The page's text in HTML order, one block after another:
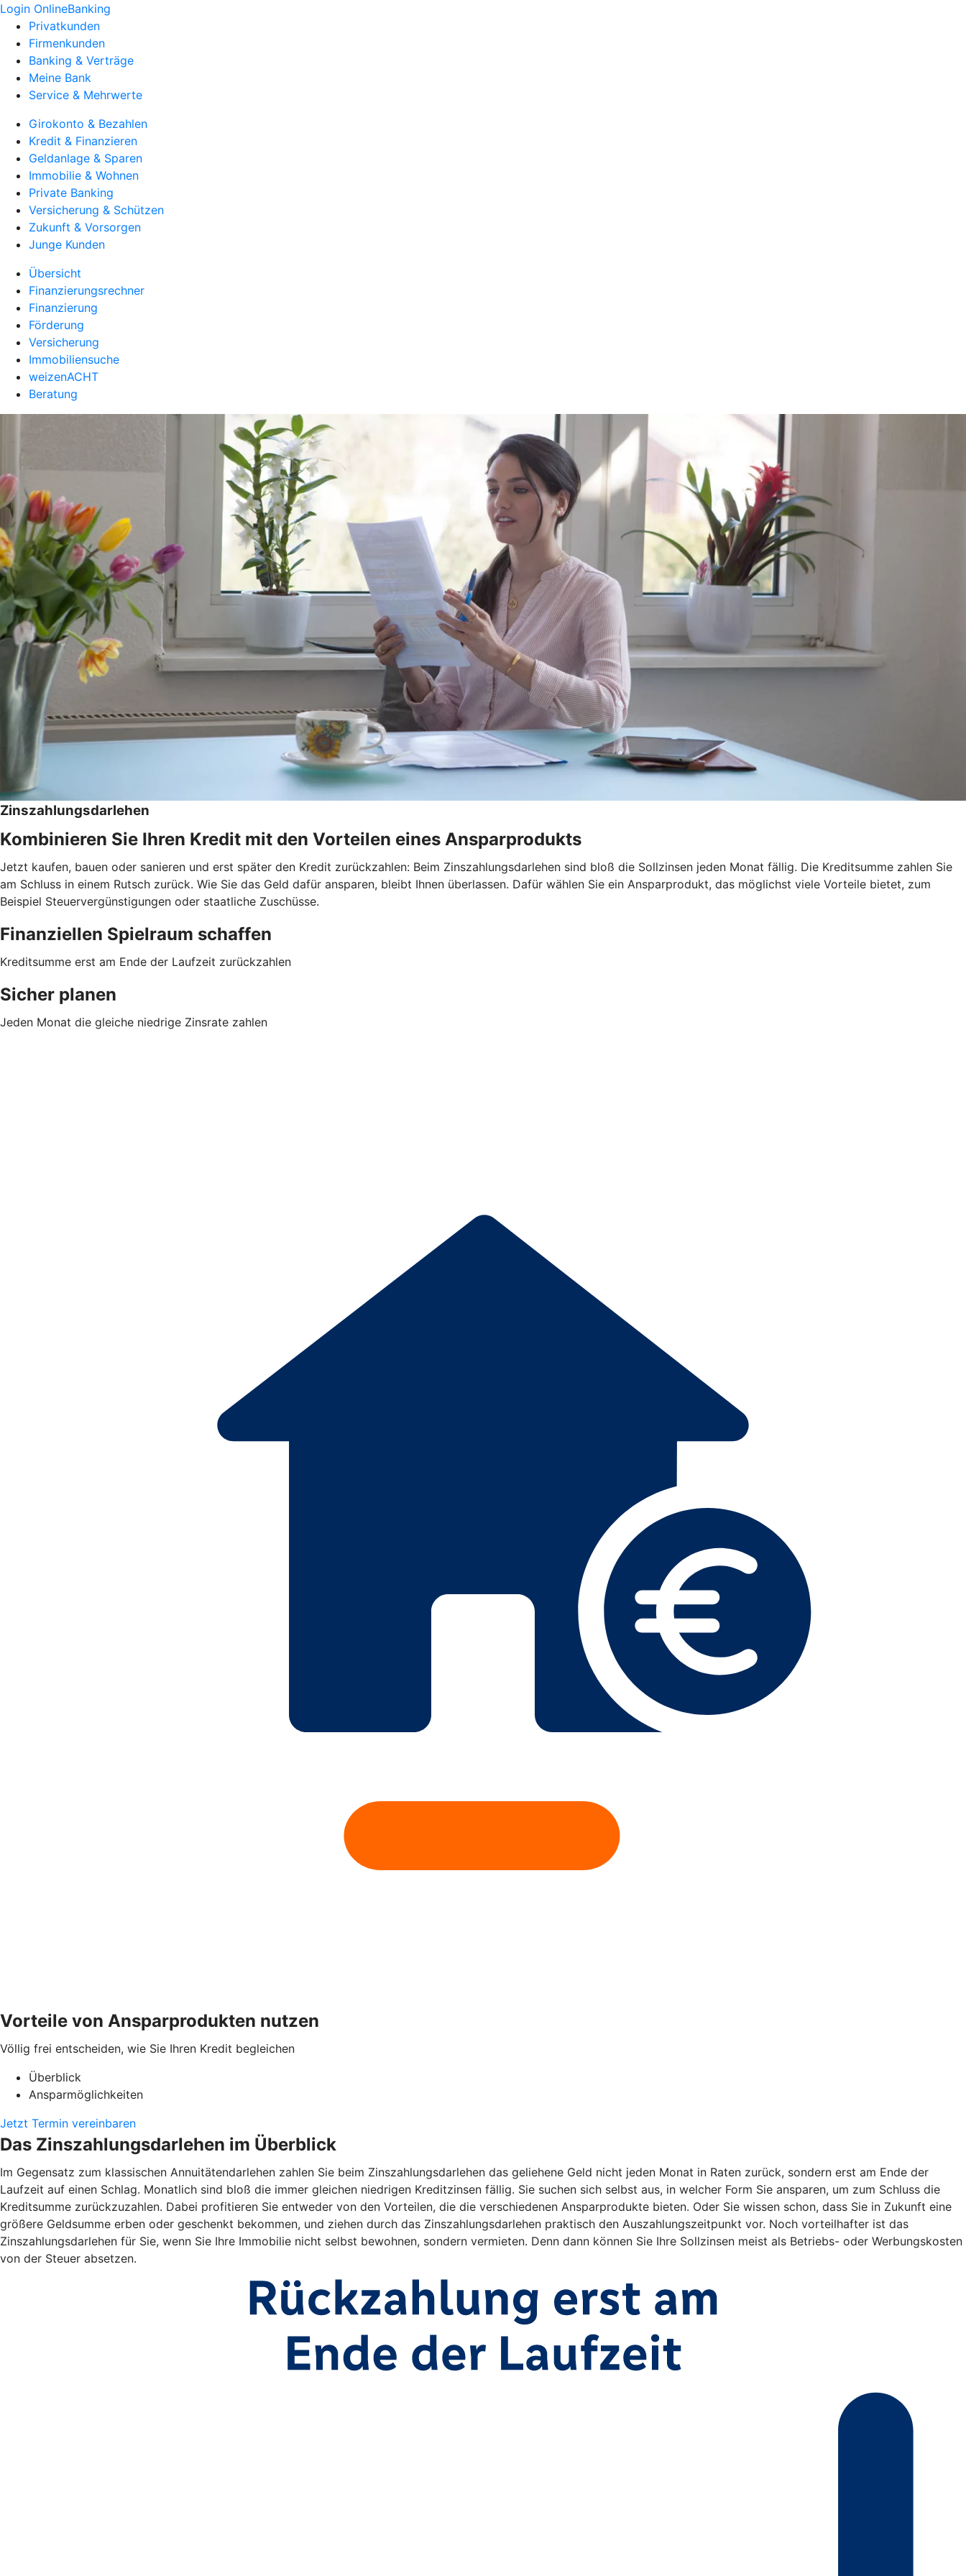
Login OnlineBanking
Privatkunden
Firmenkunden
Banking & Verträge
Meine Bank
Service & Mehrwerte
Girokonto & Bezahlen
Kredit & Finanzieren
Geldanlage & Sparen
Immobilie & Wohnen
Private Banking
Versicherung & Schützen
Zukunft & Vorsorgen
Junge Kunden
Übersicht
Finanzierungsrechner
Finanzierung
Förderung
Versicherung
Immobiliensuche
weizenACHT
Beratung
Zinszahlungsdarlehen
Kombinieren Sie Ihren Kredit mit den Vorteilen eines Ansparprodukts
Jetzt kaufen, bauen oder sanieren und erst später den Kredit zurückzahlen: Beim Zinszahlungsdarlehen sind bloß die Sollzinsen jeden Monat fällig. Die Kreditsumme zahlen Sie
am Schluss in einem Rutsch zurück. Wie Sie das Geld dafür ansparen, bleibt Ihnen überlassen. Dafür wählen Sie ein Ansparprodukt, das möglichst viele Vorteile bietet, zum
Beispiel Steuervergünstigungen oder staatliche Zuschüsse.
Finanziellen Spielraum schaffen
Kreditsumme erst am Ende der Laufzeit zurückzahlen
Sicher planen
Jeden Monat die gleiche niedrige Zinsrate zahlen
Vorteile von Ansparprodukten nutzen
Völlig frei entscheiden, wie Sie Ihren Kredit begleichen
Überblick
Ansparmöglichkeiten
Jetzt Termin vereinbaren
Das Zinszahlungsdarlehen im Überblick
Im Gegensatz zum klassischen Annuitätendarlehen zahlen Sie beim Zinszahlungsdarlehen das geliehene Geld nicht jeden Monat in Raten zurück, sondern erst am Ende der
Laufzeit auf einen Schlag. Monatlich sind bloß die immer gleichen niedrigen Kreditzinsen fällig. Sie suchen sich selbst aus, in welcher Form Sie ansparen, um zum Schluss die
Kreditsumme zurückzuzahlen. Dabei profitieren Sie entweder von den Vorteilen, die die verschiedenen Ansparprodukte bieten. Oder Sie wissen schon, dass Sie in Zukunft eine
größere Geldsumme erben oder geschenkt bekommen, und ziehen durch das Zinszahlungsdarlehen praktisch den Auszahlungszeitpunkt vor. Noch vorteilhafter ist das
Zinszahlungsdarlehen für Sie, wenn Sie Ihre Immobilie nicht selbst bewohnen, sondern vermieten. Denn dann können Sie Ihre Sollzinsen meist als Betriebs- oder Werbungskosten
von der Steuer absetzen.